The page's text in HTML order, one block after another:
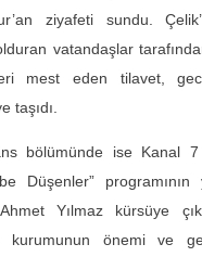
ziyafeti sundu.
vatandaşlar
mest eden tilavet,
taşıdı.
bölümünde ise Kanal 7
Düşenler” programının
Yılmaz kürsüye
kurumunun önemi ve